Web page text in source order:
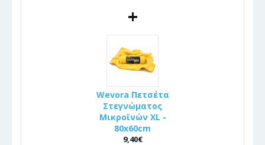
+
Wevora Πετσέτα
Στεγνώματος
Μικροϊνών XL -
80x60cm
9,40€